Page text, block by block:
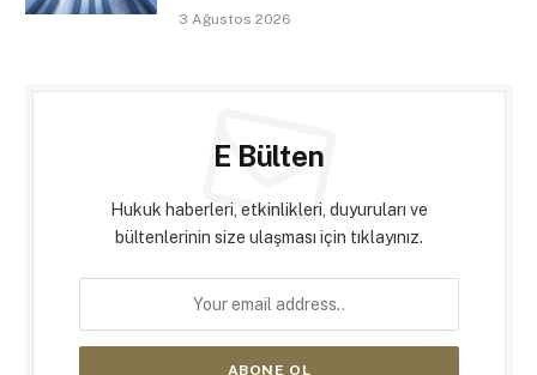
3 Ağustos 2026
E Bülten
Hukuk haberleri, etkinlikleri, duyuruları ve
bültenlerinin size ulaşması için tıklayınız.